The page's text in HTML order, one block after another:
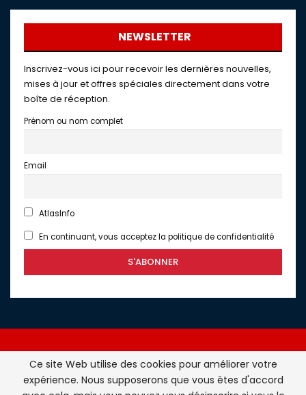
NEWSLETTER
Inscrivez-vous ici pour recevoir les dernières nouvelles,
mises à jour et offres spéciales directement dans votre
boîte de réception.
Prénom ou nom complet
Email
AtlasInfo
En continuant, vous acceptez la politique de confidentialité
Atlasinfo.fr : l'essentiel de l'actualité de la France et du
Ce site Web utilise des cookies pour améliorer votre
expérience. Nous supposerons que vous êtes d'accord